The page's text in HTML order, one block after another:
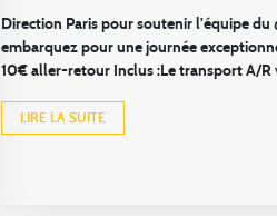
Direction Paris pour soutenir l'équipe du
embarquez pour une journée
10€ aller-retour Inclus :Le transport A/R
LIRE LA SUITE